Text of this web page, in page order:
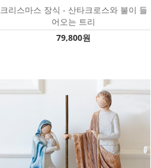
크리스마스 장식 - 산타크로스와 불이 들
어오는 트리
79,800원